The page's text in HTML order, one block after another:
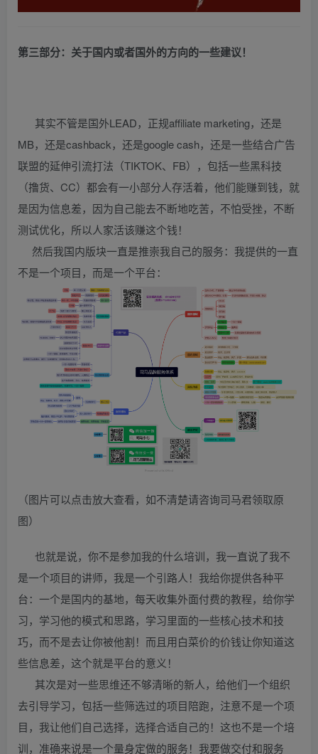
第三部分：关于国内或者国外的方向的一些建议！
其实不管是国外LEAD，正规affiliate marketing，还是
MB，还是cashback，还是google cash，还是一些结合广告
联盟的延伸引流打法（TIKTOK、FB），包括一些黑科技
（撸货、CC）都会有一小部分人存活着，他们能赚到钱，就
是因为信息差，因为自己能去不断地吃苦，不怕受挫，不断
测试优化，所以人家活该赚这个钱！
然后我国内版块一直是推崇我自己的服务：我提供的一直
不是一个项目，而是一个平台：
（图片可以点击放大查看，如不清楚请咨询司马君领取原
图）
也就是说，你不是参加我的什么培训，我一直说了我不
是一个项目的讲师，我是一个引路人！我给你提供各种平
台：一个是国内的基地，每天收集外面付费的教程，给你学
习，学习他的模式和思路，学习里面的一些核心技术和技
巧，而不是去让你被他割！而且用白菜价的价钱让你知道这
些信息差，这个就是平台的意义！
其次是对一些思维还不够清晰的新人，给他们一个组织
去引导学习，包括一些筛选过的项目陪跑，注意不是一个项
目，我让他们自己选择，选择合适自己的！这也不是一个培
训，准确来说是一个量身定做的服务！我要做交付和服务